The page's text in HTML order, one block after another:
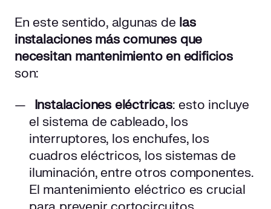
En este sentido, algunas de las
instalaciones más comunes que
necesitan mantenimiento en edificios
son:
Instalaciones eléctricas: esto incluye
el sistema de cableado, los
interruptores, los enchufes, los
cuadros eléctricos, los sistemas de
iluminación, entre otros componentes.
El mantenimiento eléctrico es crucial